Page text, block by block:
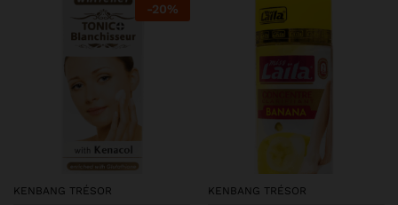
-20%
KENBANG TRÉSOR KENBANG TRÉSOR